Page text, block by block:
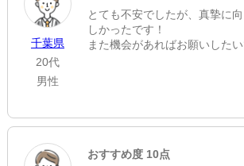
千葉県
20代
男性
とても不安でしたが、真摯に
しかったです！
また機会があればお願いしたい
おすすめ度 10点